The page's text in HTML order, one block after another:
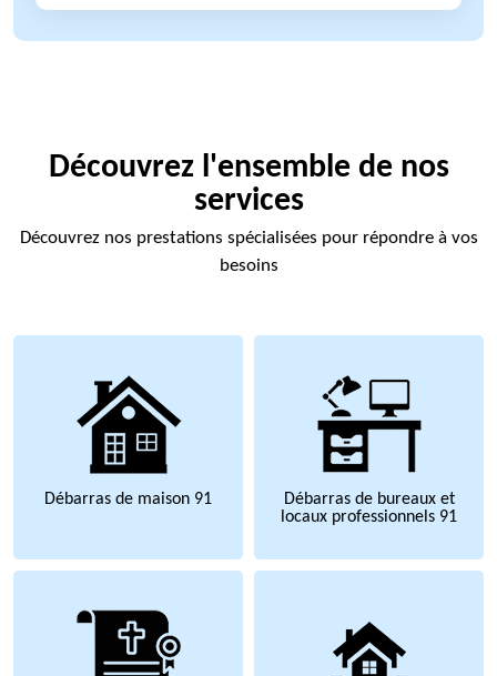
Découvrez l'ensemble de nos
services
Découvrez nos prestations spécialisées pour répondre à vos
besoins
Débarras de maison 91
Débarras de bureaux et
locaux professionnels 91